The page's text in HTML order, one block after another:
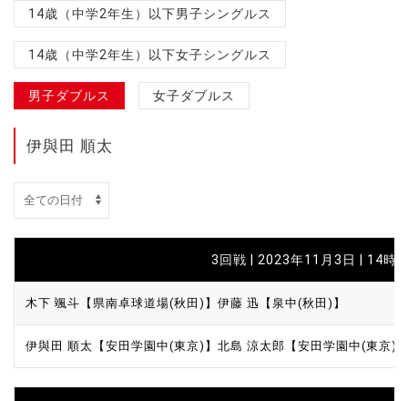
14歳（中学2年生）以下男子シングルス
14歳（中学2年生）以下女子シングルス
男子ダブルス 女子ダブルス
伊與田 順太
3回戦 | 2023年11月3日 | 14時
木下 颯斗【県南卓球道場(秋田)】 伊藤 迅【泉中(秋田)】
伊與田 順太【安田学園中(東京)】 北島 涼太郎【安田学園中(東京)